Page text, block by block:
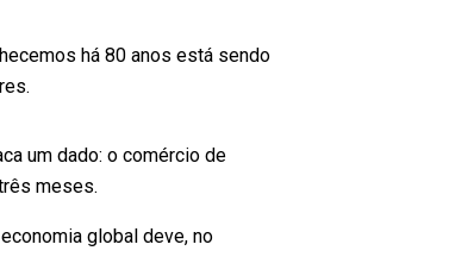
há 80 anos está sendo
um dado: o comércio de
meses.
global deve, no